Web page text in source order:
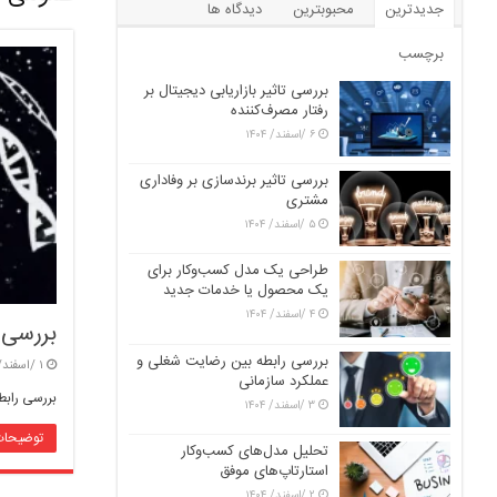
۱ /اسفند/ ۱۴۰۴
بررسی
جدیدترین محبوبترین
دیدگاه ها
برچسب
بررسی تاثیر بازاریابی دیجیتال بر
رفتار مصرف‌کننده
۶ /اسفند/ ۱۴۰۴
بررسی تاثیر برندسازی بر وفاداری
مشتری
۵ /اسفند/ ۱۴۰۴
طراحی یک مدل کسب‌وکار برای
یک محصول یا خدمات جدید
۴ /اسفند/ ۱۴۰۴
بررسی رابطه بین رضایت شغلی و
عملکرد سازمانی
۳ /اسفند/ ۱۴۰۴
تحلیل مدل‌های کسب‌وکار
استارتاپ‌های موفق